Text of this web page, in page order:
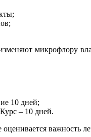
микрофлору
10 дней;
– 10 дней.
важность